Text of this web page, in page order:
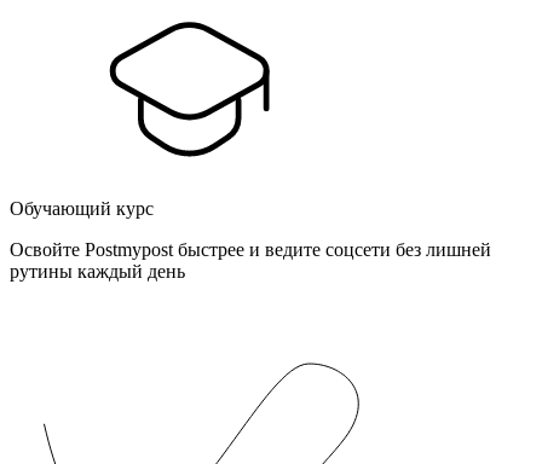
Обучающий курс
Освойте Postmypost быстрее и ведите соцсети без лишней
рутины каждый день